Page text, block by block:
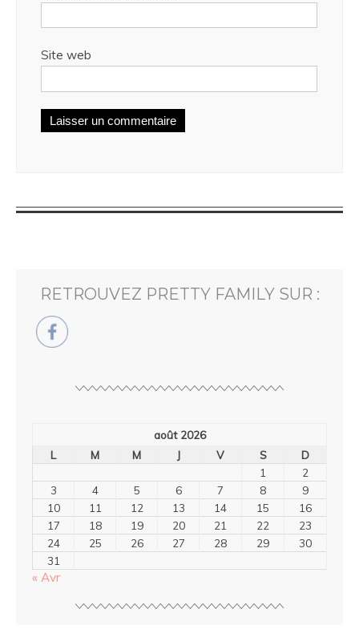
Site web
RETROUVEZ PRETTY FAMILY SUR :
août 2026
L
M M J V S
D
1
2
3
4 5 6 7 8
9
10
11 12 13 14 15
16
17
18 19 20 21 22
23
24
25 26 27 28 29
30
31
« Avr